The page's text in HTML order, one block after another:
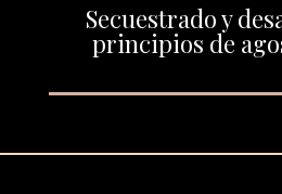
Secuestrado y
principios de